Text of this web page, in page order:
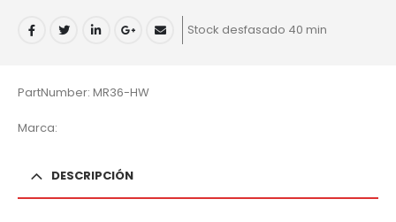
Stock desfasado 40 min
PartNumber: MR36-HW
Marca:
DESCRIPCIÓN